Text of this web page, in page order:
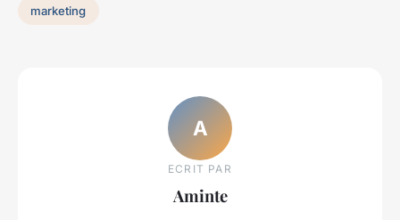
marketing
A
ECRIT PAR
Aminte